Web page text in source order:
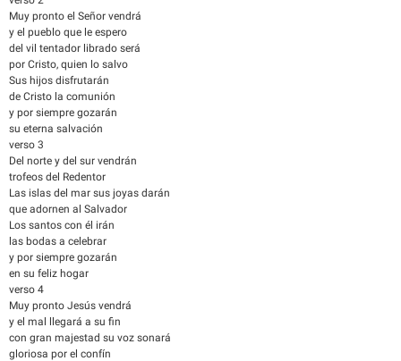
Muy pronto el Señor vendrá
y el pueblo que le espero
del vil tentador librado será
por Cristo, quien lo salvo
Sus hijos disfrutarán
de Cristo la comunión
y por siempre gozarán
su eterna salvación
verso 3
Del norte y del sur vendrán
trofeos del Redentor
Las islas del mar sus joyas darán
que adornen al Salvador
Los santos con él irán
las bodas a celebrar
y por siempre gozarán
en su feliz hogar
verso 4
Muy pronto Jesús vendrá
y el mal llegará a su fin
con gran majestad su voz sonará
gloriosa por el confín